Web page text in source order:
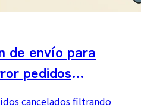
de envío para
pedidos
cancelados filtrando